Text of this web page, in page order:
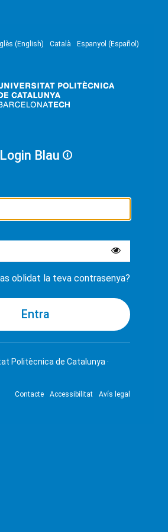
(English) Català Espanyol (Español)
Login Blau
oblidat la teva contrasenya?
Politècnica de Catalunya ·
Contacte Accessibilitat Avís legal